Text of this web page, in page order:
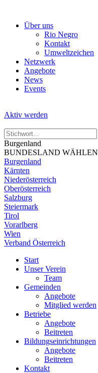
Über uns
Rio Negro
Kontakt
Umweltzeichen
Netzwerk
Angebote
News
Events
Aktiv werden
Burgenland
BUNDESLAND WÄHLEN
Burgenland
Kärnten
Niederösterreich
Oberösterreich
Salzburg
Steiermark
Tirol
Vorarlberg
Wien
Verband Österreich
Start
Unser Verein
Team
Gemeinden
Angebote
Mitglied werden
Betriebe
Angebote
Beitreten
Bildungseinrichtungen
Angebote
Beitreten
Kontakt